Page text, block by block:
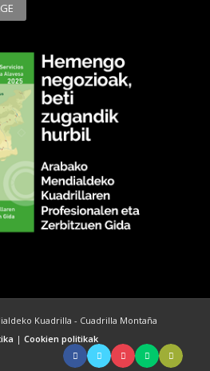
Kuadrilla - Cuadrilla Montaña
| Cookien politikak